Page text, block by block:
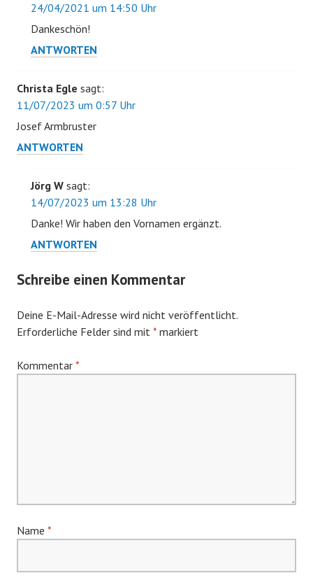
24/04/2021 um 14:50 Uhr
Dankeschön!
ANTWORTEN
Christa Egle sagt:
11/07/2023 um 0:57 Uhr
Josef Armbruster
ANTWORTEN
Jörg W sagt:
14/07/2023 um 13:28 Uhr
Danke! Wir haben den Vornamen ergänzt.
ANTWORTEN
Schreibe einen Kommentar
Deine E-Mail-Adresse wird nicht veröffentlicht.
Erforderliche Felder sind mit * markiert
Kommentar *
Name *